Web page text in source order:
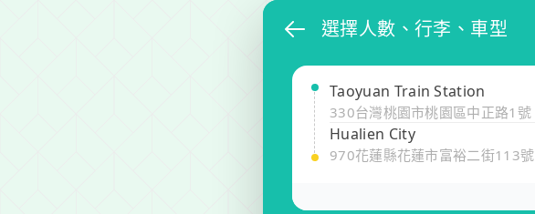
選擇人數、行李、車型
Taoyuan Train Station
330台灣桃園市桃園區中正路1號
Hualien City
970花蓮縣花蓮市富裕二街113號